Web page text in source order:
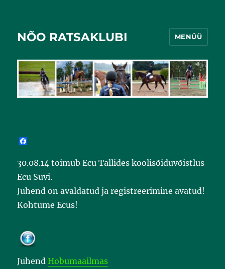
NÕO RATSAKLUBI MENÜÜ
e
b
o
o
k
30.08.14 toimub Ecu Tallides koolisõiduvõistlus
Ecu Suvi.
Juhend on avaldatud ja registreerimine avatud!
Kohtume Ecus!
Juhend Hobumaailmas